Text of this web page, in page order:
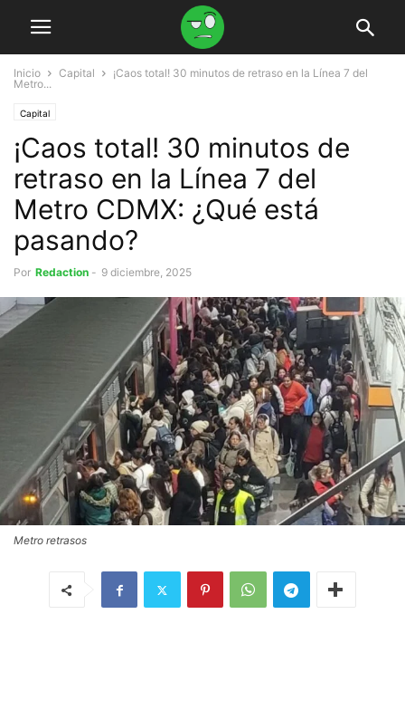
Inicio Capital
¡Caos total! 30 minutos de retraso en la Línea 7 del
Metro...
Capital
¡Caos total! 30 minutos de
retraso en la Línea 7 del
Metro CDMX: ¿Qué está
pasando?
Por Redaction - 9 diciembre, 2025
Metro retrasos